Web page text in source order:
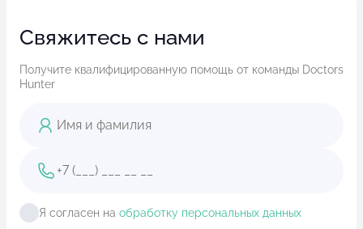
Свяжитесь с нами
Получите квалифицированную помощь от команды Doctors
Hunter
Я согласен на обработку персональных данных